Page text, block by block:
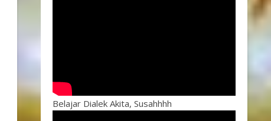
Belajar Dialek Akita, Susahhhh